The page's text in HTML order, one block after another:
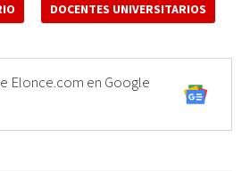
DOCENTES UNIVERSITARIOS
Elonce.com en Google